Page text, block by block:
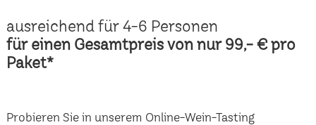
ausreichend für 4-6 Personen
für einen Gesamtpreis von nur 99,- € pro
Paket*
Probieren Sie in unserem Online-Wein-Tasting